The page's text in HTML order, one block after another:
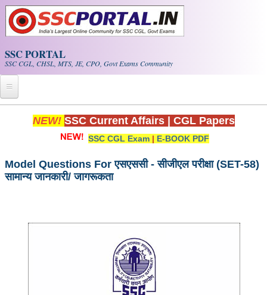
Skip to main content
SSC PORTAL
SSC CGL, CHSL, MTS, JE, CPO, Govt Exams Community
Home
Whats New!
Exam Calendar
SSC CGL Tier-1 PDF NOTES
SSC CGL (Tier-1) हिन्दी PDF Notes
SSC CGL Tier-2 Notes
NEW! SSC Current Affairs CGL Papers
SSC CGL Exam | E-BOOK PDF
Model Questions For एसएससी - सीजीएल परीक्षा (SET-58)
सामान्य जानकारी/ जागरूकता